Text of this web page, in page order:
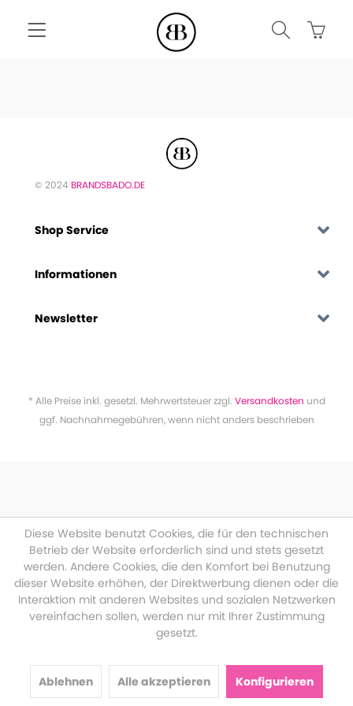
© 2024 BRANDSBADO.DE
Shop Service
Informationen
Newsletter
* Alle Preise inkl. gesetzl. Mehrwertsteuer zzgl. Versandkosten und
ggf. Nachnahmegebühren, wenn nicht anders beschrieben
Diese Website benutzt Cookies, die für den technischen
Betrieb der Website erforderlich sind und stets gesetzt
werden. Andere Cookies, die den Komfort bei Benutzung
dieser Website erhöhen, der Direktwerbung dienen oder die
Interaktion mit anderen Websites und sozialen Netzwerken
vereinfachen sollen, werden nur mit Ihrer Zustimmung
gesetzt.
Ablehnen Alle akzeptieren Konfigurieren